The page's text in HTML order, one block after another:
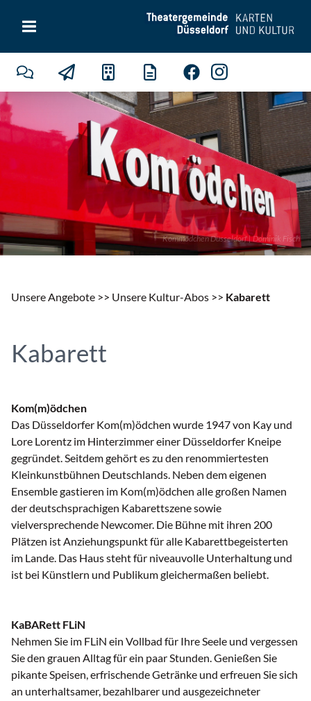
Kommödchen Düsseldorf | Dominik Fisch
Unsere Angebote >> Unsere Kultur-Abos >> Kabarett
Kabarett
Kom(m)ödchen
Das Düsseldorfer Kom(m)ödchen wurde 1947 von Kay und
Lore Lorentz im Hinterzimmer einer Düsseldorfer Kneipe
gegründet. Seitdem gehört es zu den renommiertesten
Kleinkunstbühnen Deutschlands. Neben dem eigenen
Ensemble gastieren im Kom(m)ödchen alle großen Namen
der deutschsprachigen Kabarettszene sowie
vielversprechende Newcomer. Die Bühne mit ihren 200
Plätzen ist Anziehungspunkt für alle Kabarettbegeisterten
im Lande. Das Haus steht für niveauvolle Unterhaltung und
ist bei Künstlern und Publikum gleichermaßen beliebt.
KaBARett FLiN
Nehmen Sie im FLiN ein Vollbad für Ihre Seele und vergessen
Sie den grauen Alltag für ein paar Stunden. Genießen Sie
pikante Speisen, erfrischende Getränke und erfreuen Sie sich
an unterhaltsamer, bezahlbarer und ausgezeichneter